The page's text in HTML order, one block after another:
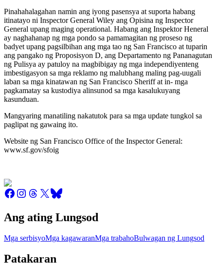
Pinahahalagahan namin ang iyong pasensya at suporta habang
itinatayo ni Inspector General Wiley ang Opisina ng Inspector
General upang maging operational. Habang ang Inspektor Heneral
ay naghahanap ng mga pondo sa pamamagitan ng proseso ng
badyet upang pagsilbihan ang mga tao ng San Francisco at tuparin
ang pangako ng Proposisyon D, ang Departamento ng Pananagutan
ng Pulisya ay patuloy na magbibigay ng mga independiyenteng
imbestigasyon sa mga reklamo ng malubhang maling pag-uugali
laban sa mga kinatawan ng San Francisco Sheriff at in- mga
pagkamatay sa kustodiya alinsunod sa mga kasalukuyang
kasunduan.
Mangyaring manatiling nakatutok para sa mga update tungkol sa
paglipat ng gawaing ito.
Website ng San Francisco Office of the Inspector General:
www.sf.gov/sfoig
Ang ating Lungsod
Mga serbisyoMga kagawaranMga trabahoBulwagan ng Lungsod
Patakaran